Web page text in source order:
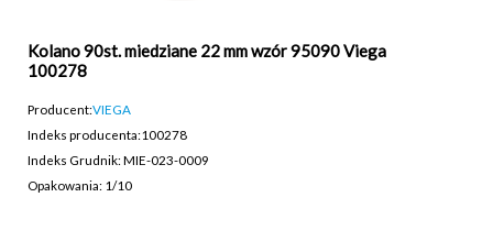
Kolano 90st. miedziane 22 mm wzór 95090 Viega
100278
Producent:VIEGA
Indeks producenta:100278
Indeks Grudnik: MIE-023-0009
Opakowania: 1/10